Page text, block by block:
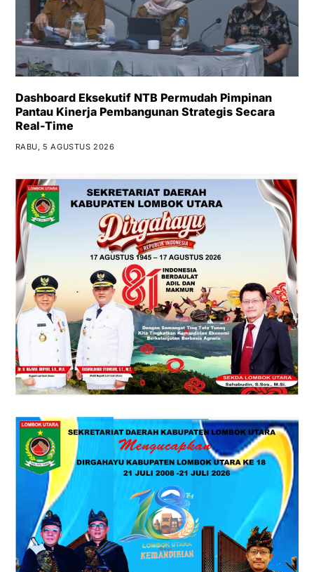
Dashboard Eksekutif NTB Permudah Pimpinan
Pantau Kinerja Pembangunan Strategis Secara
Real-Time
RABU, 5 AGUSTUS 2026